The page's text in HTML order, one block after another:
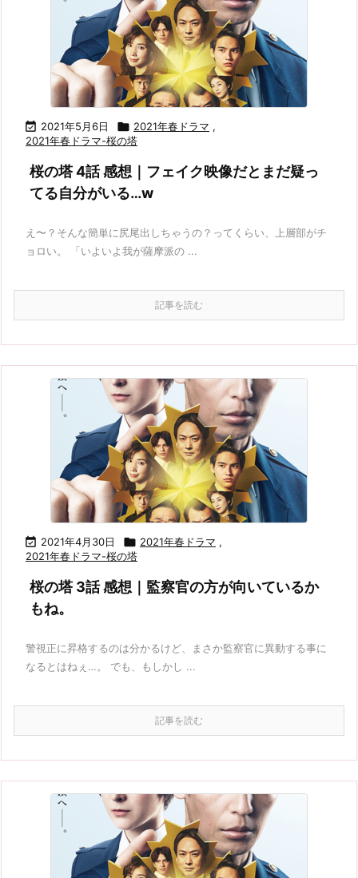
 2021年5月6日  2021年春ドラマ ,
2021年春ドラマ-桜の塔
桜の塔 4話 感想｜フェイク映像だとまだ疑っ
てる自分がいる…w
え〜？そんな簡単に尻尾出しちゃうの？ってくらい、上層部がチ
ョロい。 「いよいよ我が薩摩派の ...
記事を読む
 2021年4月30日  2021年春ドラマ ,
2021年春ドラマ-桜の塔
桜の塔 3話 感想｜監察官の方が向いているか
もね。
警視正に昇格するのは分かるけど、まさか監察官に異動する事に
なるとはねぇ…。 でも、もしかし ...
記事を読む